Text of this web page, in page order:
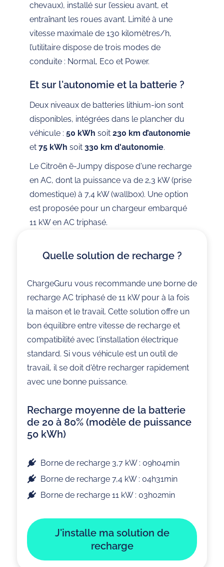
chevaux), installé sur l’essieu avant, et
entraînant les roues avant. Limité à une
vitesse maximale de 130 kilomètres/h,
l’utilitaire dispose de trois modes de
conduite : Normal, Eco et Power.
Et sur l'autonomie et la batterie ?
Deux niveaux de batteries lithium-ion sont
disponibles, intégrées dans le plancher du
véhicule : 50 kWh soit 230 km d’autonomie
et 75 kWh soit 330 km d'autonomie.
Le Citroën ë-Jumpy dispose d'une recharge
en AC, dont la puissance va de 2,3 kW (prise
domestique) à 7,4 kW (wallbox). Une option
est proposée pour un chargeur embarqué
11 kW en AC triphasé.
Quelle solution de recharge ?
ChargeGuru vous recommande une borne de
recharge AC triphasé de 11 kW pour à la fois
la maison et le travail. Cette solution offre un
bon équilibre entre vitesse de recharge et
compatibilité avec l'installation électrique
standard. Si vous véhicule est un outil de
travail, il se doit d'être recharger rapidement
avec une bonne puissance.
Recharge moyenne de la batterie
de 20 à 80% (modèle de puissance
50 kWh)
Borne de recharge 3,7 kW : 09h04min
Borne de recharge 7,4 kW : 04h31min
Borne de recharge 11 kW : 03h02min
J'installe ma solution de
recharge